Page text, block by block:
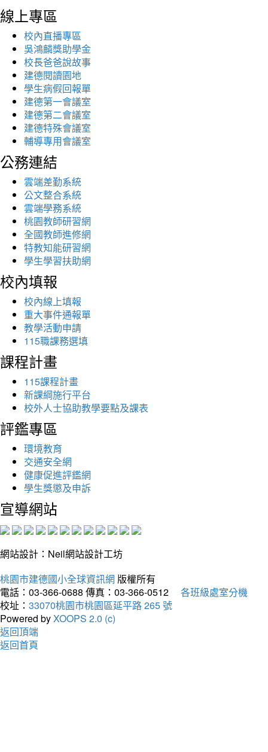
線上專區
校內直播專區
吳鴻麟獎助學金
校長爸爸說故事
建德閱讀園地
學生病假回報單
建德第一會議室
建德第二會議室
建德特殊會議室
輔導專用會議室
公務連結
雲端差勤系統
公文整合系統
雲端學務系統
桃園教師研習網
全國教師進修網
特教知能研習網
學生學習扶助網
校內填報
校內線上填報
重大事件通報單
教學活動申請
115職課務選填
課程計畫
115課程計畫
新課綱施行平台
校外人士協助教學要點及課表
評鑑專區
環境教育
交通安全網
健康促進評鑑網
學生獎懲及申訴
宣導網站
網站設計：Neil網站設計工坊
桃園市建德國小全球資訊網 版權所有
電話：03-366-0688 傳真：03-366-0512
各班級處室分機
校址： 33070桃園市桃園區延平路 265 號
Powered byXOOPS 2.0 (c)
返回頂端
返回首頁